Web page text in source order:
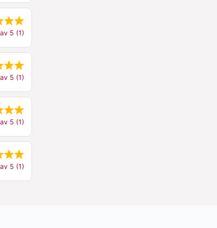
5 (1)
5 (1)
5 (1)
5 (1)